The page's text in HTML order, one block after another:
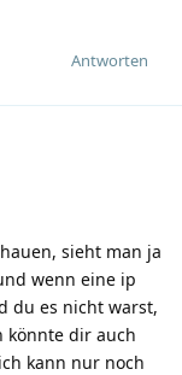
Antworten
sieht man ja
wenn eine ip
du es nicht warst,
könnte dir auch
kann nur noch